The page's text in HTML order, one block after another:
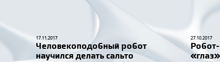
17.11.2017
Человекоподобный робот
научился делать сальто
27.10.2017
Робот-